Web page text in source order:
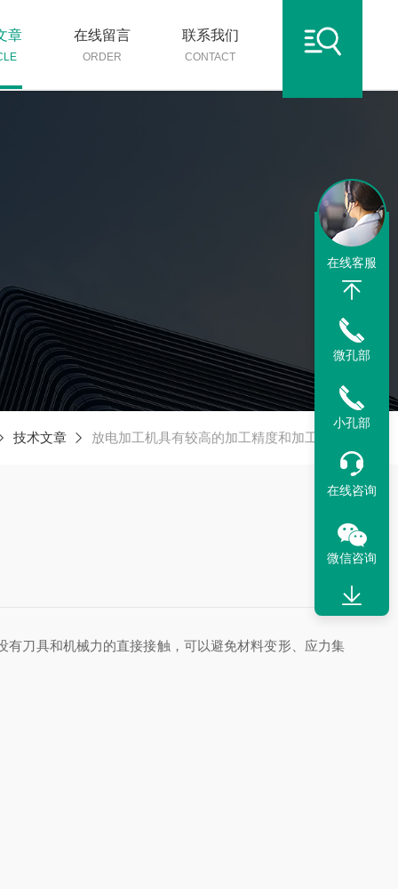
章 在线留言
ORDER
联系我们
CONTACT
技术文章 放电加工机具有较高的加工精度和加工效率
刀具和机械力的直接接触，可以避免材料变形、应力集
在线客服
微孔部
小孔部
在线咨询
微信咨询